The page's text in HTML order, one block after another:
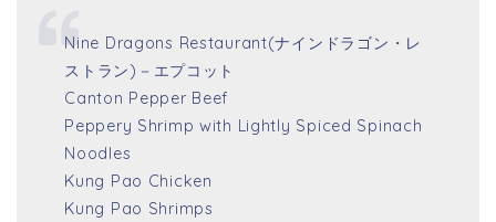
Nine Dragons Restaurant(ナインドラゴン・レ
ストラン)－エプコット
Canton Pepper Beef
Peppery Shrimp with Lightly Spiced Spinach
Noodles
Kung Pao Chicken
Kung Pao Shrimps